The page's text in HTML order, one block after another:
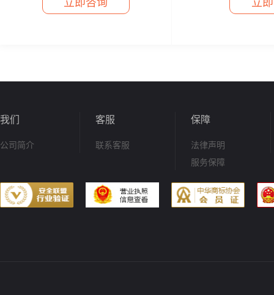
立即咨询 立
我们
公司简介
客服
联系客服
保障
法律声明
服务保障